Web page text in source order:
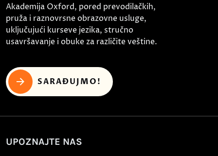
Akademija Oxford, pored prevodilačkih,
pruža i raznovrsne obrazovne usluge,
uključujući kurseve jezika, stručno
usavršavanje i obuke za različite veštine.
SARAĐUJMO!
UPOZNAJTE NAS